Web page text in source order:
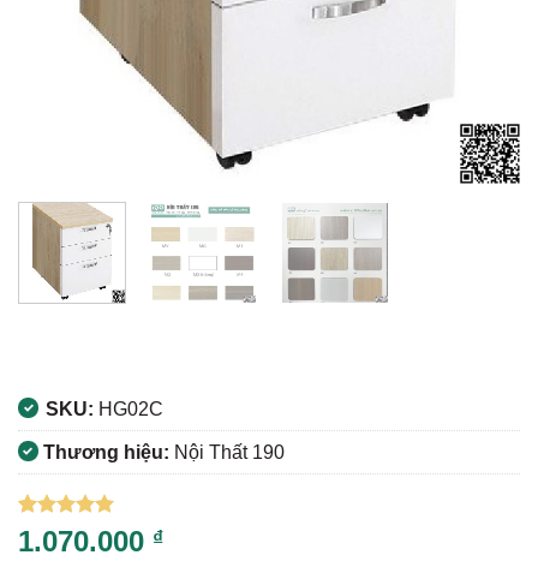
SKU: HG02C
Thương hiệu: Nội Thất 190
5trên 5
dựa trên
1
1.070.000 ₫